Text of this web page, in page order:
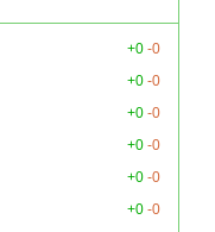
+0 -0
+0 -0
+0 -0
+0 -0
+0 -0
+0 -0